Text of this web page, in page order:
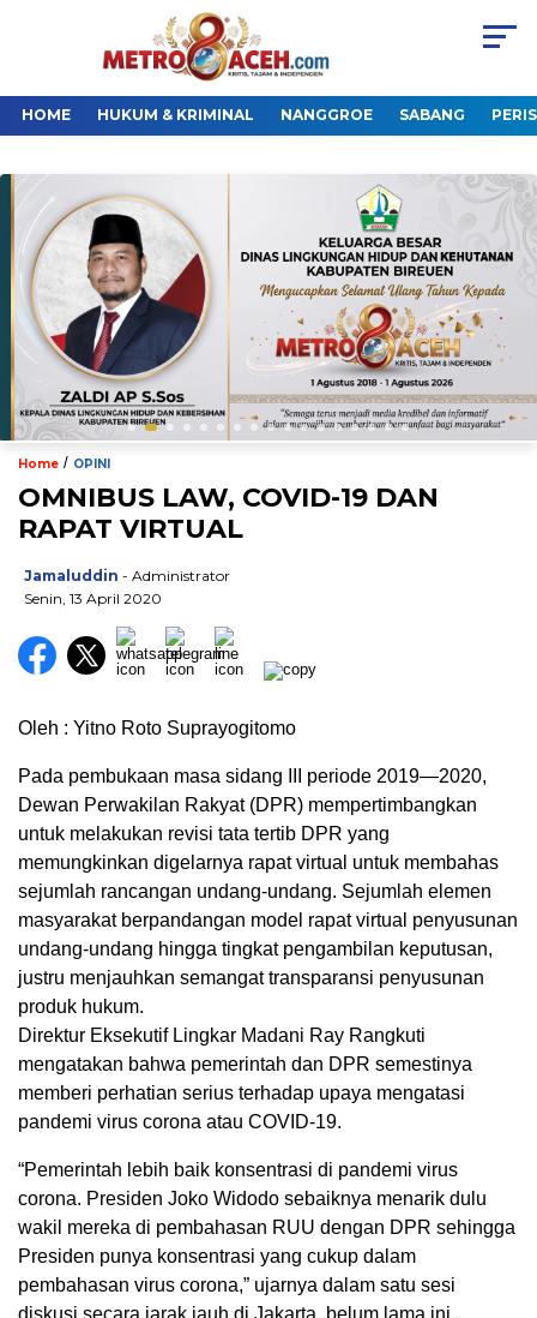
HOME HUKUM & KRIMINAL NANGGROE SABANG
Home / OPINI
OMNIBUS LAW, COVID-19 DAN
RAPAT VIRTUAL
Jamaluddin - Administrator
Senin, 13 April 2020
Oleh : Yitno Roto Suprayogitomo
Pada pembukaan masa sidang III periode 2019—2020,
Dewan Perwakilan Rakyat (DPR) mempertimbangkan
untuk melakukan revisi tata tertib DPR yang
memungkinkan digelarnya rapat virtual untuk membahas
sejumlah rancangan undang-undang. Sejumlah elemen
masyarakat berpandangan model rapat virtual penyusunan
undang-undang hingga tingkat pengambilan keputusan,
justru menjauhkan semangat transparansi penyusunan
produk hukum.
Direktur Eksekutif Lingkar Madani Ray Rangkuti
mengatakan bahwa pemerintah dan DPR semestinya
memberi perhatian serius terhadap upaya mengatasi
pandemi virus corona atau COVID-19.
“Pemerintah lebih baik konsentrasi di pandemi virus
corona. Presiden Joko Widodo sebaiknya menarik dulu
wakil mereka di pembahasan RUU dengan DPR sehingga
Presiden punya konsentrasi yang cukup dalam
pembahasan virus corona,” ujarnya dalam satu sesi